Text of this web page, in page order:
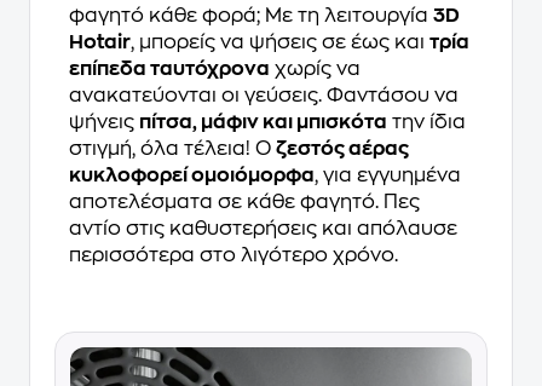
φαγητό κάθε φορά; Με τη λειτουργία 3D
Hotair, μπορείς να ψήσεις σε έως και τρία
επίπεδα ταυτόχρονα χωρίς να
ανακατεύονται οι γεύσεις. Φαντάσου να
ψήνεις πίτσα, μάφιν και μπισκότα την ίδια
στιγμή, όλα τέλεια! Ο ζεστός αέρας
κυκλοφορεί ομοιόμορφα, για εγγυημένα
αποτελέσματα σε κάθε φαγητό. Πες
αντίο στις καθυστερήσεις και απόλαυσε
περισσότερα στο λιγότερο χρόνο.